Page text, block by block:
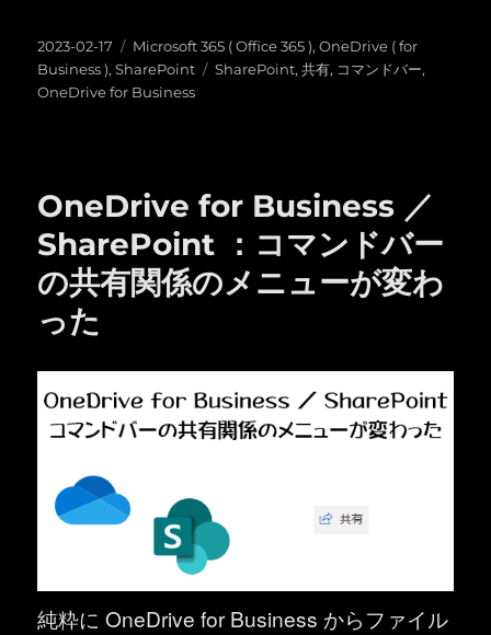
投
稿
日:
2023-02-17
カ
テ
ゴ
Microsoft 365 ( Office 365 ),OneDrive ( for
Business ),SharePoint
タ
SharePoint,共有, コマンドバー,
OneDrive for Business
OneDrive for Business ／
SharePoint ：コマンドバー
の共有関係のメニューが変わ
った
純粋に OneDrive for Business からファイル